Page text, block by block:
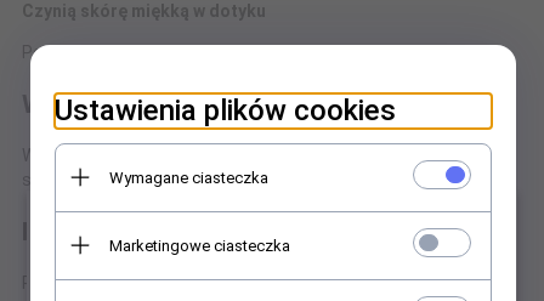
Czynią skórę miękką w dotyku
Pomagają przywrócić elastyczność skóry
WYGODA:
Wykonane są z silikonu i są wyjątkowo miękkie i delikatne dla
skóry, tak więc nawet nie poczujesz, że je nosisz.
PRZEWIEWNOŚĆ:
Perforowany design wzdłuż całych skarpetek pozwala skórze
Ustawienia plików cookies
Wymagane ciasteczka
Marketingowe ciasteczka